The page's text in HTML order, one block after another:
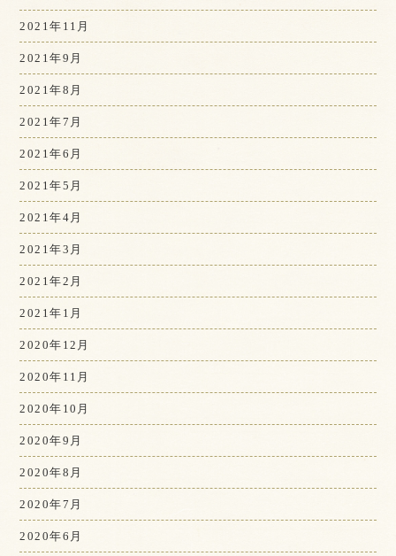
2021年11月
2021年9月
2021年8月
2021年7月
2021年6月
2021年5月
2021年4月
2021年3月
2021年2月
2021年1月
2020年12月
2020年11月
2020年10月
2020年9月
2020年8月
2020年7月
2020年6月